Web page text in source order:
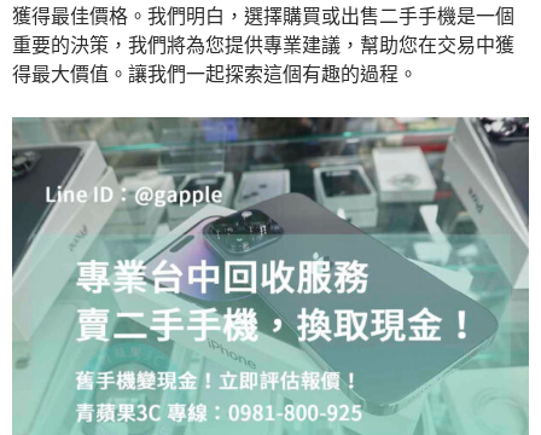
獲得最佳價格。我們明白，選擇購買或出售二手手機是一個
重要的決策，我們將為您提供專業建議，幫助您在交易中獲
得最大價值。讓我們一起探索這個有趣的過程。